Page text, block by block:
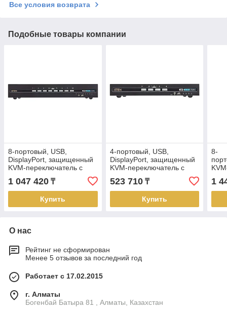
Все условия возврата
Подобные товары компании
8-портовый, USB,
DisplayPort, защищенный
KVM-переключатель с
поддержкой карт общего
доступа CS1188DP4C
ATEN
1 047 420 ₸
Купить
4-портовый, USB,
DisplayPort, защищенный
KVM-переключатель с
поддержкой карт общего
доступа CS1184DP4C
ATEN
523 710₸
Купить
8-
1
О нас
Рейтинг не сформирован
Менее 5 отзывов за последний год
Работает с 17.02.2015
г. Алматы
Богенбай Батыра 81 , Алматы, Казахстан